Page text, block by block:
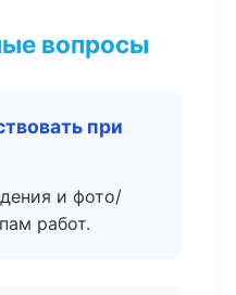
вопросы
при
и фото/
работ.